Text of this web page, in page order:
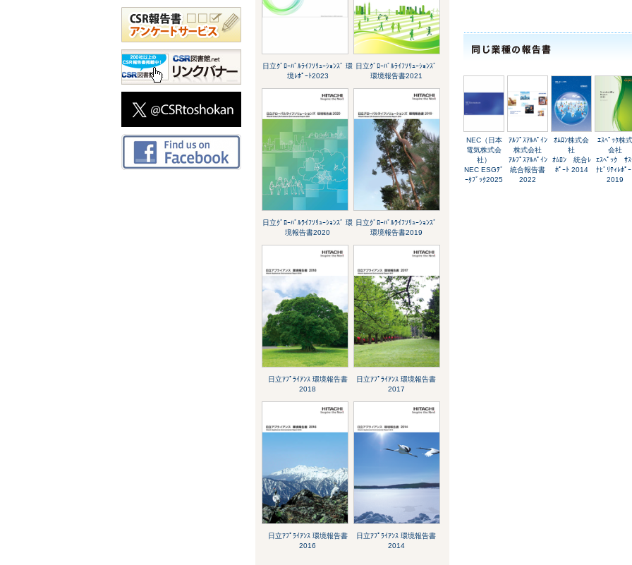
日立ｸﾞﾛｰﾊﾞﾙﾗｲﾌｿﾘｭｰｼｮﾝｽﾞ 環
境ﾚﾎﾟｰﾄ2023
日立ｸﾞﾛｰﾊﾞﾙﾗｲﾌｿﾘｭｰｼｮﾝｽﾞ
環境報告書2021
日立ｸﾞﾛｰﾊﾞﾙﾗｲﾌｿﾘｭｰｼｮﾝｽﾞ 環
境報告書2020
日立ｸﾞﾛｰﾊﾞﾙﾗｲﾌｿﾘｭｰｼｮﾝｽﾞ
環境報告書2019
日立ｱﾌﾟﾗｲｱﾝｽ 環境報告書
2018
日立ｱﾌﾟﾗｲｱﾝｽ 環境報告書
2017
日立ｱﾌﾟﾗｲｱﾝｽ 環境報告書
2016
日立ｱﾌﾟﾗｲｱﾝｽ 環境報告書
2014
NEC（日本
電気株式会
社）
NEC ESGﾃﾞ
ｰﾀﾌﾞｯｸ2025
ｱﾙﾌﾟｽｱﾙﾊﾟｲﾝ
株式会社
ｱﾙﾌﾟｽｱﾙﾊﾟｲﾝ
統合報告書
2022
ｵﾑﾛﾝ株式会
社
ｵﾑﾛﾝ 統合ﾚ
ﾎﾟｰﾄ 2014
ｴｽﾍﾟｯｸ株式
会社
ｴｽﾍﾟｯｸ ｻｽ
ﾅﾋﾞﾘﾃｨﾚﾎﾟｰ
2019